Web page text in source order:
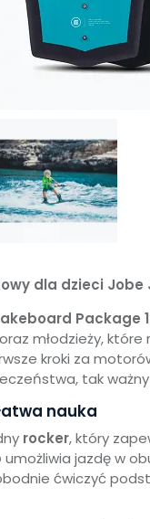
dla dzieci Jobe
Package
młodzieży,
kroki za
tak
nauka
rocker, który
umożliwia jazdę w
ćwiczyć